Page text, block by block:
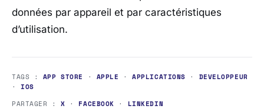
données par appareil et par caractéristiques
d’utilisation.
TAGS : APP STORE · APPLE ·APPLICATIONS · DEVELOPPEUR
·IOS
PARTAGER :X · FACEBOOK · LINKEDIN